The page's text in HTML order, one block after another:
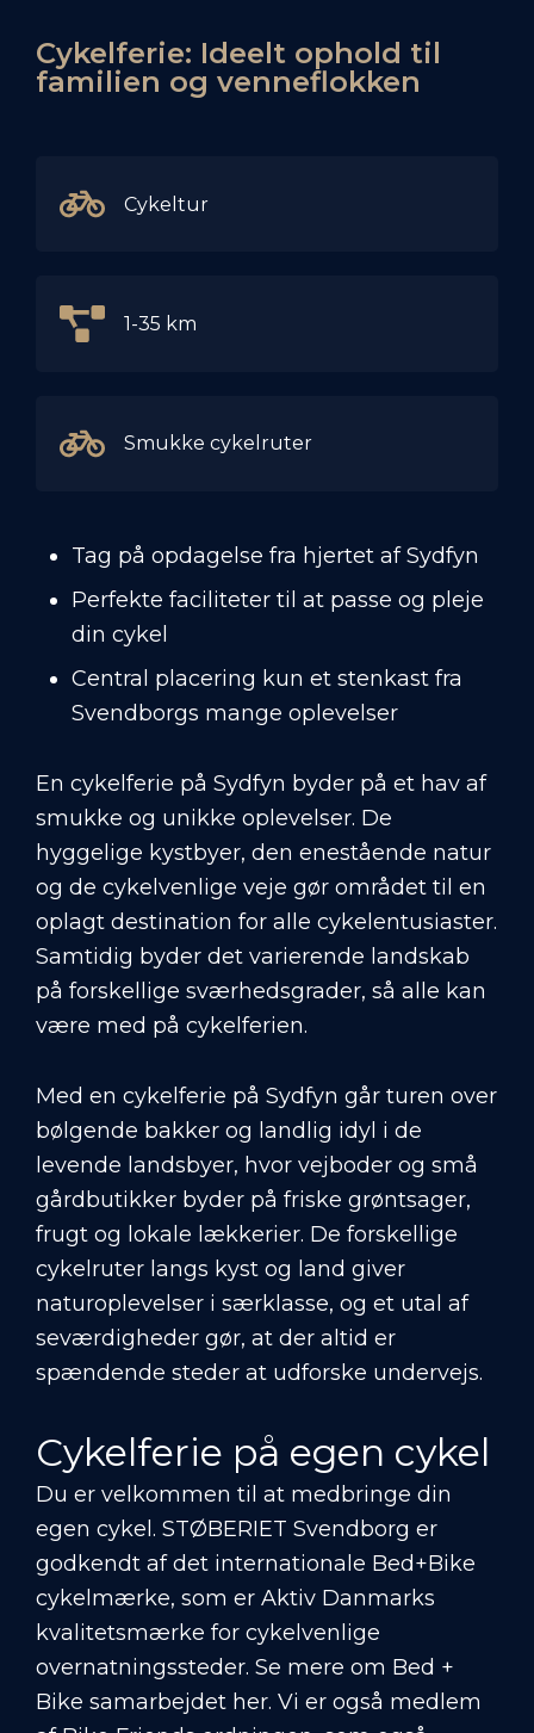
Cykelferie: Ideelt ophold til
familien og venneflokken
Cykeltur
1-35 km
Smukke cykelruter
Tag på opdagelse fra hjertet af Sydfyn
Perfekte faciliteter til at passe og pleje
din cykel
Central placering kun et stenkast fra
Svendborgs mange oplevelser
En cykelferie på Sydfyn byder på et hav af
smukke og unikke oplevelser. De
hyggelige kystbyer, den enestående natur
og de cykelvenlige veje gør området til en
oplagt destination for alle cykelentusiaster.
Samtidig byder det varierende landskab
på forskellige sværhedsgrader, så alle kan
være med på cykelferien.
Med en cykelferie på Sydfyn går turen over
bølgende bakker og landlig idyl i de
levende landsbyer, hvor vejboder og små
gårdbutikker byder på friske grøntsager,
frugt og lokale lækkerier. De forskellige
cykelruter langs kyst og land giver
naturoplevelser i særklasse, og et utal af
seværdigheder gør, at der altid er
spændende steder at udforske undervejs.
Cykelferie på egen cykel
Du er velkommen til at medbringe din
egen cykel. STØBERIET Svendborg er
godkendt af det internationale Bed+Bike
cykelmærke, som er Aktiv Danmarks
kvalitetsmærke for cykelvenlige
overnatningssteder. Se mere om Bed +
Bike samarbejdet her. Vi er også medlem